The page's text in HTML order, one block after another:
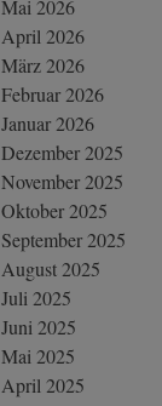
Mai 2026
April 2026
März 2026
Februar 2026
Januar 2026
Dezember 2025
November 2025
Oktober 2025
September 2025
August 2025
Juli 2025
Juni 2025
Mai 2025
April 2025